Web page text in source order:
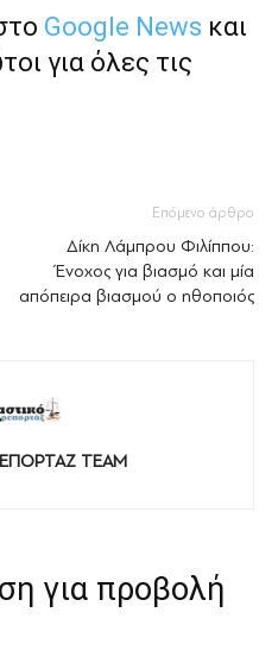
Google News και
για όλες τις
Επόμενο άρθρο
Δίκη Λάμπρου Φιλίππου:
Ένοχος για βιασμό και μία
απόπειρα βιασμού ο ηθοποιός
TEAM
για προβολή